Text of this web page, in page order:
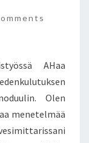
AHaa
Olen
menetelmää